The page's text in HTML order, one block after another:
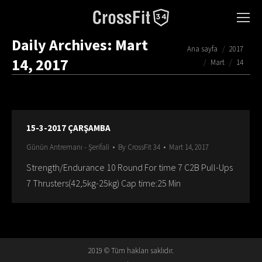
Daily Archives: Mart
14, 2017
You are here:
Ana sayfa
2017
Mart
14
15-3-2017 ÇARŞAMBA
Günün Antremanı - Şerifali By CrossFit 34 Mart 14, 2017
Strength/Endurance 10 Round For time 7 C2B Pull-Ups
7 Thrusters(42,5kg-25kg) Cap time:25 Min
2019 © Tüm hakları saklıdır.